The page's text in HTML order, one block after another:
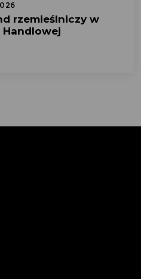
rzemieślniczy w